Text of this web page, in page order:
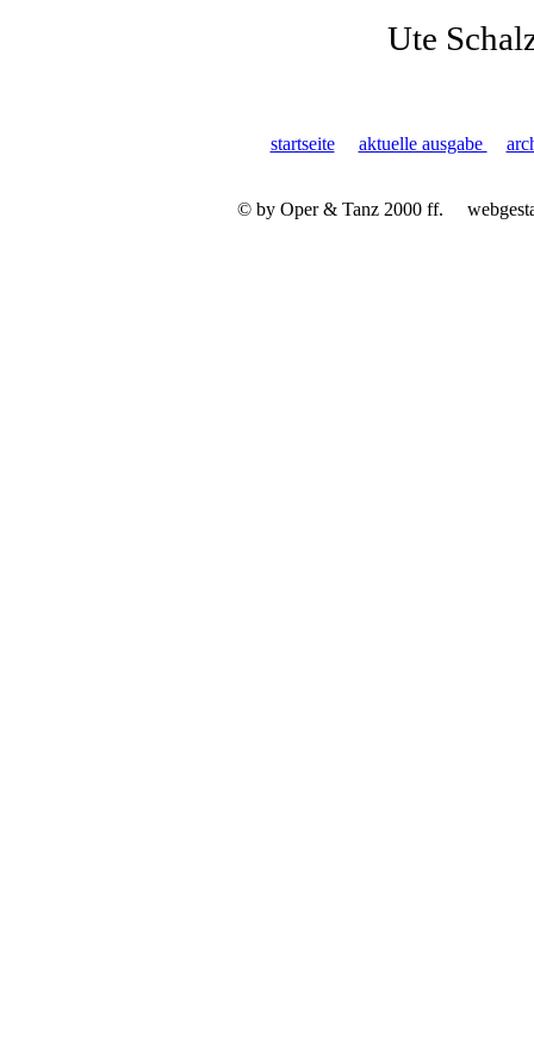
Ute
startseite aktuelle ausgabe
© by Oper & Tanz 2000 ff.